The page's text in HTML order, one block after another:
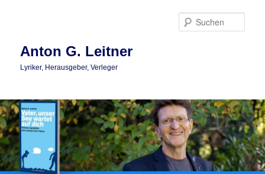
Anton G. Leitner
Lyriker, Herausgeber, Verleger